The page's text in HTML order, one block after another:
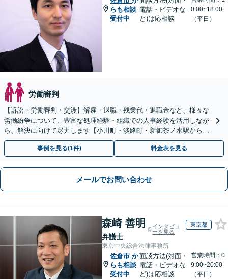
らも相談
受付中
電話・ビデオな
ど)は応相談
0:00~18:00
（平日）
労働審判
【訴訟・労働審判・交渉】解雇・退職・残業代・退職金など、様々な
労働紛争について、豊富な処理経験・組織での人事経験を活用しなが
ら、解決に向けて尽力します【小川町・淡路町・新御茶ノ水駅から約
1分、御茶ノ水駅も利用可】
事例を見る(1件) 料金表を見る
メールでお問い合わせ
森崎 善明
弁護士
インタビュ
ーを見る
東京都
東京中央総合法律事務所
佐倉市 か
らも相談
受付中
面談方法(対面・
電話・ビデオな
ど)は応相談
営業時間：0
9:00~20:00
（平日）